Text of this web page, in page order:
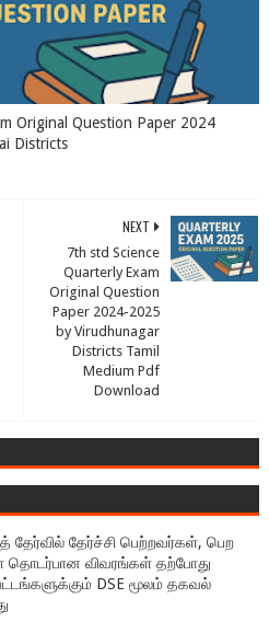
Original Question Paper 2024
Districts
NEXT
7th std Science
Quarterly Exam
Original Question
Paper 2024-2025
by Virudhunagar
Districts Tamil
Medium Pdf
Download
தேர்வில் தேர்ச்சி பெற்றவர்கள், பெற
தொடர்பான விவரங்கள் தற்போது
DSE மூலம் தகவல்